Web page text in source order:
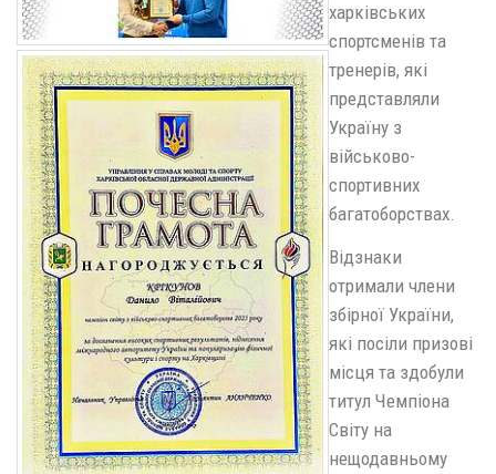
харківських
спортсменів та
тренерів, які
представляли
Україну з
військово-
спортивних
багатоборствах.
​Відзнаки
отримали члени
збірної України,
які посіли призові
місця та здобули
титул Чемпіона
Світу на
нещодавньому